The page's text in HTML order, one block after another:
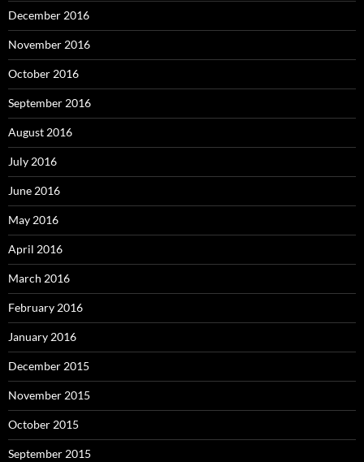
December 2016
November 2016
October 2016
September 2016
August 2016
July 2016
June 2016
May 2016
April 2016
March 2016
February 2016
January 2016
December 2015
November 2015
October 2015
September 2015